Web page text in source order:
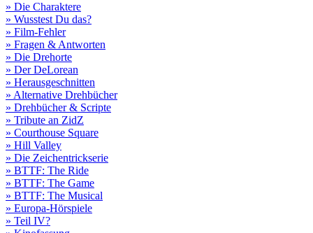
» Die Charaktere
» Wusstest Du das?
» Film-Fehler
» Fragen & Antworten
» Die Drehorte
» Der DeLorean
» Herausgeschnitten
» Alternative Drehbücher
» Drehbücher & Scripte
» Tribute an ZidZ
» Courthouse Square
» Hill Valley
» Die Zeichentrickserie
» BTTF: The Ride
» BTTF: The Game
» BTTF: The Musical
» Europa-Hörspiele
» Teil IV?